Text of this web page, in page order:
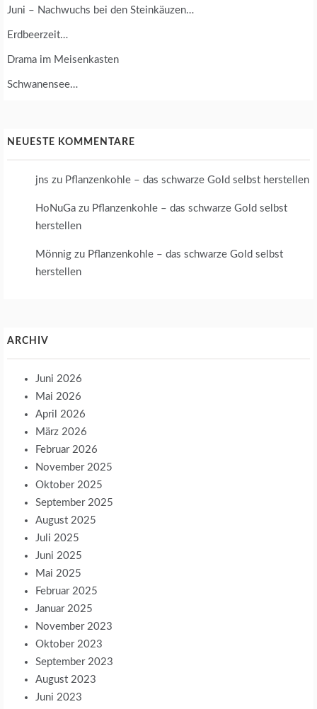
Juni – Nachwuchs bei den Steinkäuzen…
Erdbeerzeit…
Drama im Meisenkasten
Schwanensee…
NEUESTE KOMMENTARE
jns zu Pflanzenkohle – das schwarze Gold selbst herstellen
HoNuGa zu Pflanzenkohle – das schwarze Gold selbst
herstellen
Mönnig zu Pflanzenkohle – das schwarze Gold selbst
herstellen
ARCHIV
Juni 2026
Mai 2026
April 2026
März 2026
Februar 2026
November 2025
Oktober 2025
September 2025
August 2025
Juli 2025
Juni 2025
Mai 2025
Februar 2025
Januar 2025
November 2023
Oktober 2023
September 2023
August 2023
Juni 2023